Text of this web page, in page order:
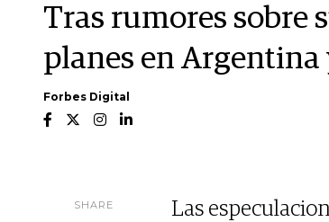
Tras rumores sobre
planes en Argentina
Forbes Digital
SHARE
Las